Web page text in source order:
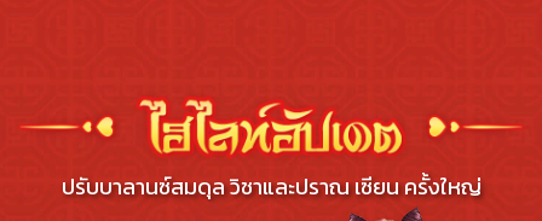
ไฮไลท์กิจกรรม Yulgang Young Luck ปรับบาลานซ์
ปรับบาลานซ์สมดุล วิชาและปราณ เซียน ครั้งใหญ่